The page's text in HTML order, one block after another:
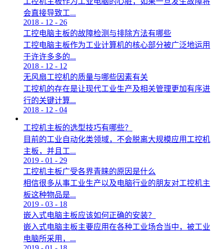
会直接导致工...
2018 - 12 - 26
工控电脑主板的故障检测与排除方法有哪些
工控电脑主板作为工业计算机的核心部分被广泛地运用
于许许多多的...
2018 - 12 - 12
无风扇工控机的质量与哪些因素有关
工控机的存在是让现代工业生产及相关管理更加有序进
行的关键计算...
2018 - 12 - 04
工控机主板的选型技巧有哪些？
目前的工业自动化类领域，不会脱离大规模应用工控机
主板，并且工...
2019 - 01 - 29
工控机主板广受各界青睐的原因是什么
相信很多从事工业生产以及电脑行业的朋友对工控机主
板这种物品是...
2019 - 03 - 18
嵌入式电脑主板应该如何正确的安装？
嵌入式电脑主板主要应用在各种工业场合当中，被工业
电脑所采用，...